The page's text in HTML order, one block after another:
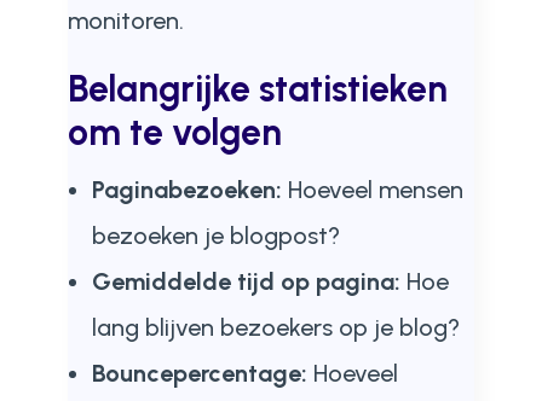
monitoren.
Belangrijke statistieken
om te volgen
Paginabezoeken: Hoeveel mensen
bezoeken je blogpost?
Gemiddelde tijd op pagina: Hoe
lang blijven bezoekers op je blog?
Bouncepercentage: Hoeveel